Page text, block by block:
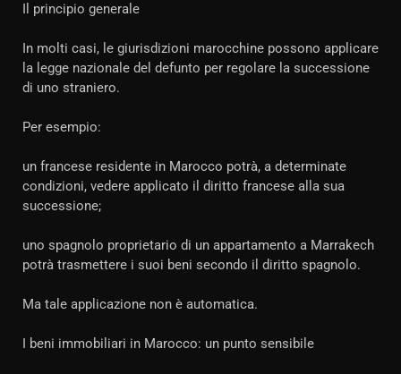
Il principio generale
In molti casi, le giurisdizioni marocchine possono applicare
la legge nazionale del defunto per regolare la successione
di uno straniero.
Per esempio:
un francese residente in Marocco potrà, a determinate
condizioni, vedere applicato il diritto francese alla sua
successione;
uno spagnolo proprietario di un appartamento a Marrakech
potrà trasmettere i suoi beni secondo il diritto spagnolo.
Ma tale applicazione non è automatica.
I beni immobiliari in Marocco: un punto sensibile